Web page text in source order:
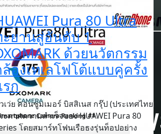
Pura 80 Ultra
ยานสู่อันดับ 1
ด้วยนวัตกรรม
องเทเลโฟโต้แบบคู่ครั้ง
ก
เว่ย คอนซูมเมอร์ บิสสิเนส กรุ๊ป (ประเทศไทย)
ะกาศความสำเร็จของ HUAWEI Pura 80
โดยสมาร์ทโฟนเรือธงรุ่นท็อปอย่าง